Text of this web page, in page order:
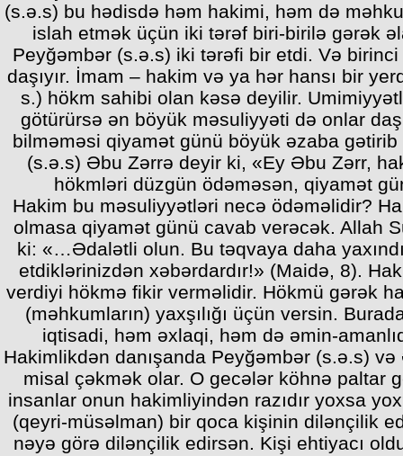
(s.ə.s) bu hədisdə həm hakimi, həm də
islah etmək üçün iki tərəf biri-birilə gərək
Peyğəmbər (s.ə.s) iki tərəfi bir etdi. Və
daşıyır. İmam – hakim və ya hər hansı bir
s.) hökm sahibi olan kəsə deyilir.
götürürsə ən böyük məsuliyyəti də onlar
bilməməsi qiyamət günü böyük əzaba gətirib
(s.ə.s) Əbu Zərrə deyir ki, «Ey Əbu Zərr,
hökmləri düzgün ödəməsən, qiyamət
Hakim bu məsuliyyətləri necə ödəməlidir?
olmasa qiyamət günü cavab verəcək. Allah
ki: «…Ədalətli olun. Bu təqvaya daha
etdiklərinizdən xəbərdardır!» (Maidə, 8).
verdiyi hökmə fikir verməlidir. Hökmü gərək
(məhkumların) yaxşılığı üçün versin.
iqtisadi, həm əxlaqi, həm də əmin-
Hakimlikdən danışanda Peyğəmbər (s.ə.s)
misal çəkmək olar. O gecələr köhnə paltar
insanlar onun hakimliyindən razıdır yoxsa
(qeyri-müsəlman) bir qoca kişinin dilənçilik
nəyə görə dilənçilik edirsən. Kişi ehtiyacı